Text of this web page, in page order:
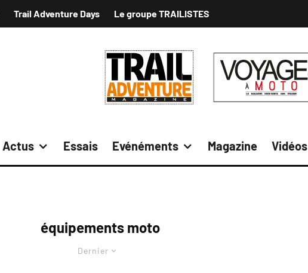
Trail Adventure Days Le groupe TRAILISTES
Actus Essais Evénéments Magazine Vidéos
équipements moto
Dernier